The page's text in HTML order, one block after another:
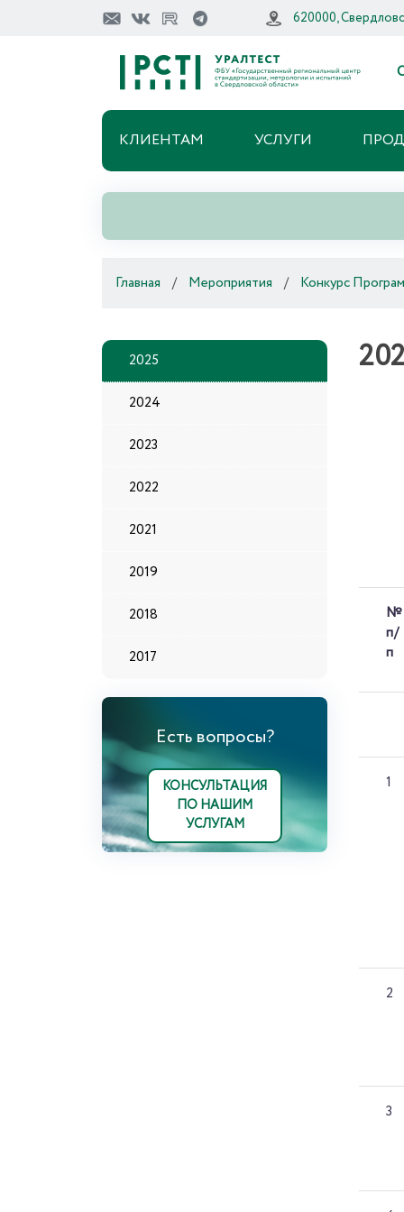
620000,
КЛИЕНТАМ УСЛУГИ
Главная / Мероприятия / Конкурс
2025
2024
2023
2022
2021
2019
2018
2017
Есть вопросы?
КОНСУЛЬТАЦИЯ
ПО НАШИМ
УСЛУГАМ
№
п/
п
1
2
3